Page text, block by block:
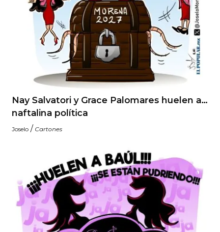
Nay Salvatori y Grace Palomares huelen a…
naftalina política
Joselo / Cartones